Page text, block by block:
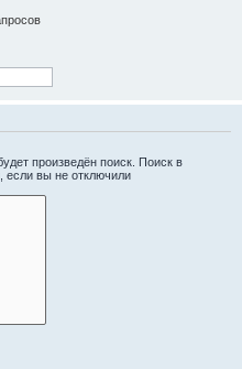
произведён поиск. Поиск в
если вы не отключили